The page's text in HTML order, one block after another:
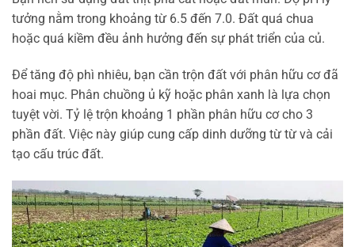
tưởng nằm trong khoảng từ 6.5 đến 7.0. Đất quá chua
hoặc quá kiềm đều ảnh hưởng đến sự phát triển của củ.
Để tăng độ phì nhiêu, bạn cần trộn đất với phân hữu cơ đã
hoai mục. Phân chuồng ủ kỹ hoặc phân xanh là lựa chọn
tuyệt vời. Tỷ lệ trộn khoảng 1 phần phân hữu cơ cho 3
phần đất. Việc này giúp cung cấp dinh dưỡng từ từ và cải
tạo cấu trúc đất.